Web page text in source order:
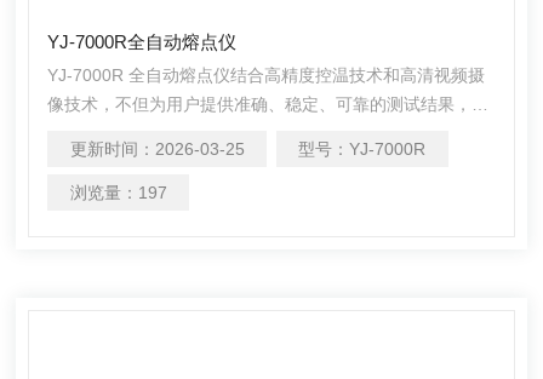
YJ-7000R全自动熔点仪
YJ-7000R 全自动熔点仪结合高精度控温技术和高清视频摄
像技术，不但为用户提供准确、稳定、可靠的测试结果，还
到样品熔化的全过程，自动检测实时图谱显示，方便用户准
确测得样品熔点和熔距。审计追踪：完整版审计追踪和用户
更新时间： 2026-03-25 型号：YJ-7000R
浏览量： 197